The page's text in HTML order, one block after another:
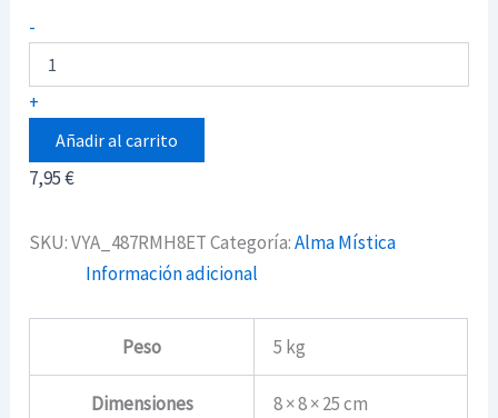
-
alma
Mística
Ven
a
+
Añadir al carrito
7,95€
SKU:VYA_487RMH8ETCategoría:Alma Mística
Información adicional
Peso 5 kg
Dimensiones
8 × 8 × 25 cm